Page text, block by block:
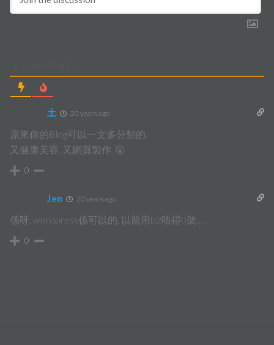
土 20 years ago
原來你的Blog可以一文多分類的.
又健康美容, 又網頁製作. 😮
0
Jen 20 years ago
係呀, wordpress係可以的, 以前用b2唔得0架…..
0